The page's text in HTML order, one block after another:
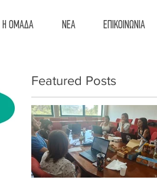
Η ΟΜΑΔΑ ΝΕΑ ΕΠΙΚΟΙΝΩΝΙΑ
Featured Posts